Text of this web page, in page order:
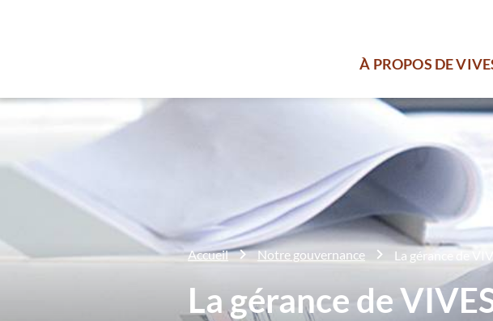
À PROPOS DE
Accueil Notre gouvernance La gérance de
La gérance de